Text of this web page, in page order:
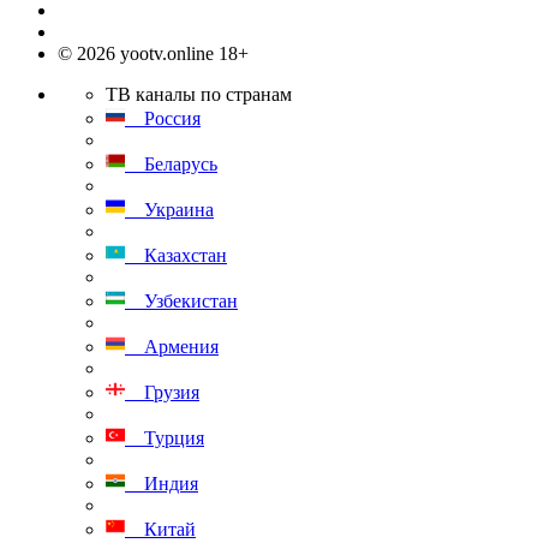
© 2026 yootv.online 18+
ТВ каналы по странам
Россия
Беларусь
Украина
Казахстан
Узбекистан
Армения
Грузия
Турция
Индия
Китай